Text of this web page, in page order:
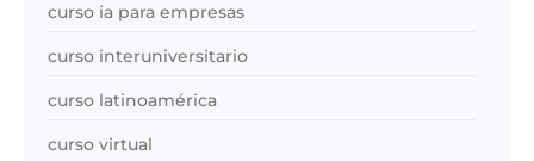
curso ia para empresas
curso interuniversitario
curso latinoamérica
curso virtual